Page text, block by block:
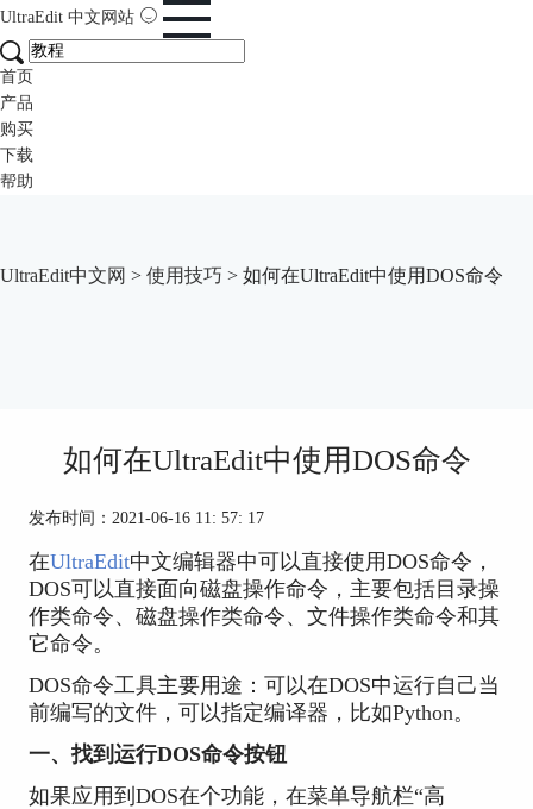
UltraEdit 中文网站
首页
产品
购买
下载
帮助
UltraEdit中文网 > 使用技巧 > 如何在UltraEdit中使用DOS命令
如何在UltraEdit中使用DOS命令
发布时间：2021-06-16 11: 57: 17
在UltraEdit中文编辑器中可以直接使用DOS命令，
DOS可以直接面向磁盘操作命令，主要包括目录操
作类命令、磁盘操作类命令、文件操作类命令和其
它命令。
DOS命令工具主要用途：可以在DOS中运行自己当
前编写的文件，可以指定编译器，比如Python。
一、找到运行DOS命令按钮
如果应用到DOS在个功能，在菜单导航栏“高